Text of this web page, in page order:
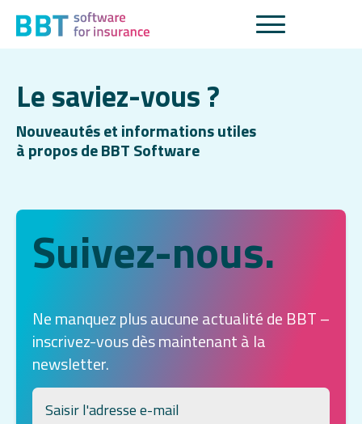
Le saviez-vous ?
Nouveautés et informations utiles
à propos de BBT Software
Suivez-nous.
Ne manquez plus aucune actualité de BBT –
inscrivez-vous dès maintenant à la
newsletter.